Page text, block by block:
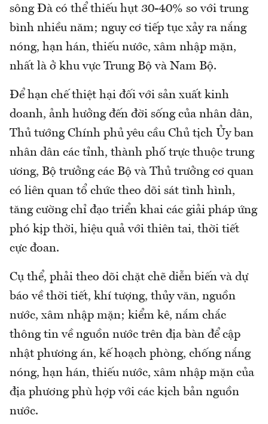
sông Đà có thể thiếu hụt 30-40% so với trung
bình nhiều năm; nguy cơ tiếp tục xảy ra nắng
nóng, hạn hán, thiếu nước, xâm nhập mặn,
nhất là ở khu vực Trung Bộ và Nam Bộ.
Để hạn chế thiệt hại đối với sản xuất kinh
doanh, ảnh hưởng đến đời sống của nhân dân,
Thủ tướng Chính phủ yêu cầu Chủ tịch Ủy ban
nhân dân các tỉnh, thành phố trực thuộc trung
ương, Bộ trưởng các Bộ và Thủ trưởng cơ quan
có liên quan tổ chức theo dõi sát tình hình,
tăng cường chỉ đạo triển khai các giải pháp ứng
phó kịp thời, hiệu quả với thiên tai, thời tiết
cực đoan.
Cụ thể, phải theo dõi chặt chẽ diễn biến và dự
báo về thời tiết, khí tượng, thủy văn, nguồn
nước, xâm nhập mặn; kiểm kê, nắm chắc
thông tin về nguồn nước trên địa bàn để cập
nhật phương án, kế hoạch phòng, chống nắng
nóng, hạn hán, thiếu nước, xâm nhập mặn của
địa phương phù hợp với các kịch bản nguồn
nước.